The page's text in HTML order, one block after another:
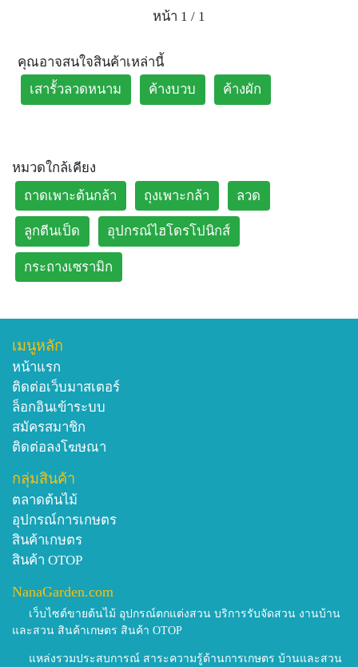
หน้า 1 / 1
คุณอาจสนใจสินค้าเหล่านี้
เสารั้วลวดหนาม
ค้างบวบ ค้างผัก
หมวดใกล้เคียง
ถาดเพาะต้นกล้า
ถุงเพาะกล้า ลวด
ลูกตีนเป็ด อุปกรณ์ไฮโดรโปนิกส์
กระถางเซรามิก
เมนูหลัก
หน้าแรก
ติดต่อเว็บมาสเตอร์
ล็อกอินเข้าระบบ
สมัครสมาชิก
ติดต่อลงโฆษณา
กลุ่มสินค้า
ตลาดต้นไม้
อุปกรณ์การเกษตร
สินค้าเกษตร
สินค้า OTOP
NanaGarden.com
เว็บไซต์ขายต้นไม้ อุปกรณ์ตกแต่งสวน บริการรับจัดสวน งานบ้าน
และสวน สินค้าเกษตร สินค้า OTOP
แหล่งรวมประสบการณ์ สาระความรู้ด้านการเกษตร บ้านและสวน